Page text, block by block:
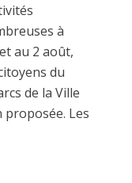
à
au 2 août,
du
de la Ville
Les